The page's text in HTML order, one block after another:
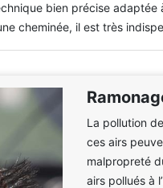
bien précise
cheminée, il est très
La pollution
ces airs
malpropreté
airs pollués à